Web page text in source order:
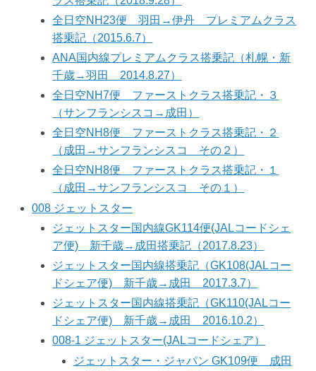
全日空NH23便 羽田→伊丹 プレミアムクラス
搭乗記（2015.6.7）
ANA国内線プレミアムクラス搭乗記（札幌・新
千歳→羽田 2014.8.27）
全日空NH7便 ファーストクラス搭乗記・３
（サンフランシスコ→成田）
全日空NH8便 ファーストクラス搭乗記・２
（成田→サンフランシスコ その２）
全日空NH8便 ファーストクラス搭乗記・１
（成田→サンフランシスコ その１）
008 ジェットスター
ジェットスター国内線GK114便(JALコードシェ
ア便) 新千歳→成田搭乗記（2017.8.23）
ジェットスター国内線搭乗記（GK108(JALコー
ドシェア便) 新千歳→成田 2017.3.7）
ジェットスター国内線搭乗記（GK110(JALコー
ドシェア便) 新千歳→成田 2016.10.2）
008-1 ジェットスター(JALコードシェア）
ジェットスター・ジャパン GK109便 成田